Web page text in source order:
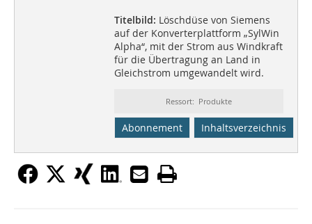
Titelbild: Löschdüse von Siemens
auf der Konverterplattform „SylWin
Alpha“, mit der Strom aus Windkraft
für die Übertragung an Land in
Gleichstrom umgewandelt wird.
Ressort: Produkte
Abonnement Inhaltsverzeichnis